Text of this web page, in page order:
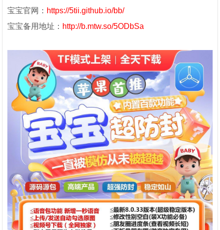
宝宝官网： https://5tii.github.io/bb/
宝宝备用地址： http://b.mtw.so/5ODbSa